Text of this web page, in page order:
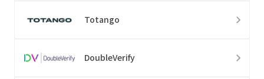
Totango
DoubleVerify